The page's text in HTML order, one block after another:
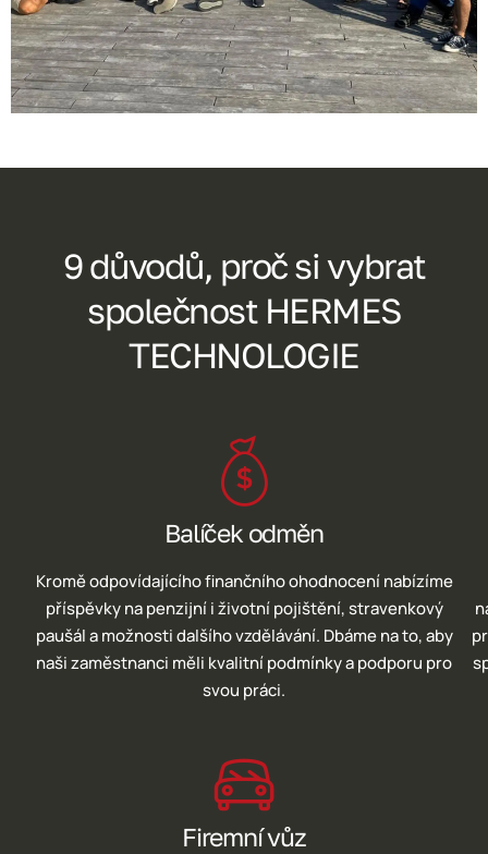
9 důvodů, proč si vybrat
společnost HERMES
TECHNOLOGIE
Balíček odměn
Kromě odpovídajícího finančního ohodnocení nabízíme
příspěvky na penzijní i životní pojištění, stravenkový
paušál a možnosti dalšího vzdělávání. Dbáme na to, aby
naši zaměstnanci měli kvalitní podmínky a podporu pro
svou práci.
Firemní vůz